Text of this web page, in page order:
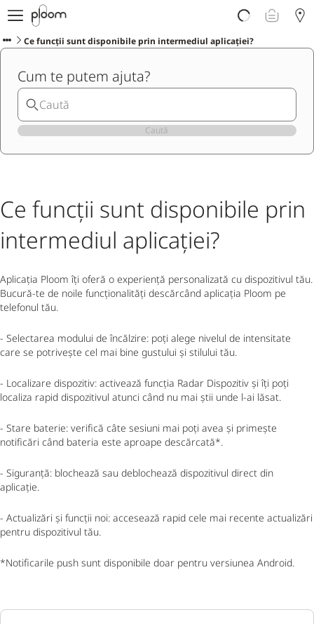
Despre Ploom AURA
Get Started
Ploom Club
Asistență Ploom
Ploom in Magazine Fizice
Ploom Blog
Ce funcții sunt disponibile prin intermediul aplicației?
Cum te putem ajuta?
Caută
Ce funcții sunt disponibile prin
intermediul aplicației?
Aplicația Ploom îți oferă o experiență personalizată cu dispozitivul tău.
Bucură-te de noile funcționalități descărcând aplicația Ploom pe
telefonul tău.
- Selectarea modului de încălzire: poți alege nivelul de intensitate
care se potrivește cel mai bine gustului și stilului tău.
- Localizare dispozitiv: activează funcția Radar Dispozitiv și îți poți
localiza rapid dispozitivul atunci când nu mai știi unde l-ai lăsat.
- Stare baterie: verifică câte sesiuni mai poți avea și primește
notificări când bateria este aproape descărcată*.
- Siguranță: blochează sau deblochează dispozitivul direct din
aplicație.
- Actualizări și funcții noi: accesează rapid cele mai recente actualizări
pentru dispozitivul tău.
*Notificarile push sunt disponibile doar pentru versiunea Android.